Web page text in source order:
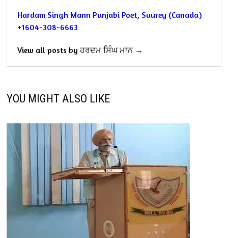
Hardam Singh Mann Punjabi Poet, Suurey (Canada)
+1604-308-6663
View all posts by ਹਰਦਮ ਸਿੰਘ ਮਾਨ →
YOU MIGHT ALSO LIKE